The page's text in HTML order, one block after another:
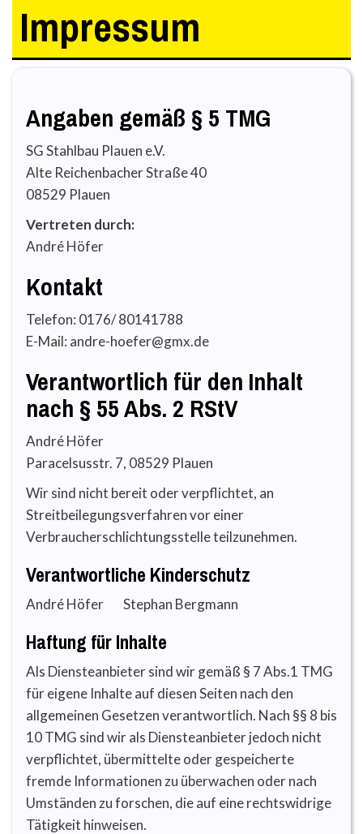
Impressum
Angaben gemäß § 5 TMG
SG Stahlbau Plauen e.V.
Alte Reichenbacher Straße 40
08529 Plauen
Vertreten durch:
André Höfer
Kontakt
Telefon: 0176/ 80141788
E-Mail: andre-hoefer@gmx.de
Verantwortlich für den Inhalt
nach § 55 Abs. 2 RStV
André Höfer
Paracelsusstr. 7, 08529 Plauen
Wir sind nicht bereit oder verpflichtet, an
Streitbeilegungsverfahren vor einer
Verbraucherschlichtungsstelle teilzunehmen.
Verantwortliche Kinderschutz
André Höfer Stephan Bergmann
Haftung für Inhalte
Als Diensteanbieter sind wir gemäß § 7 Abs.1 TMG
für eigene Inhalte auf diesen Seiten nach den
allgemeinen Gesetzen verantwortlich. Nach §§ 8 bis
10 TMG sind wir als Diensteanbieter jedoch nicht
verpflichtet, übermittelte oder gespeicherte
fremde Informationen zu überwachen oder nach
Umständen zu forschen, die auf eine rechtswidrige
Tätigkeit hinweisen.